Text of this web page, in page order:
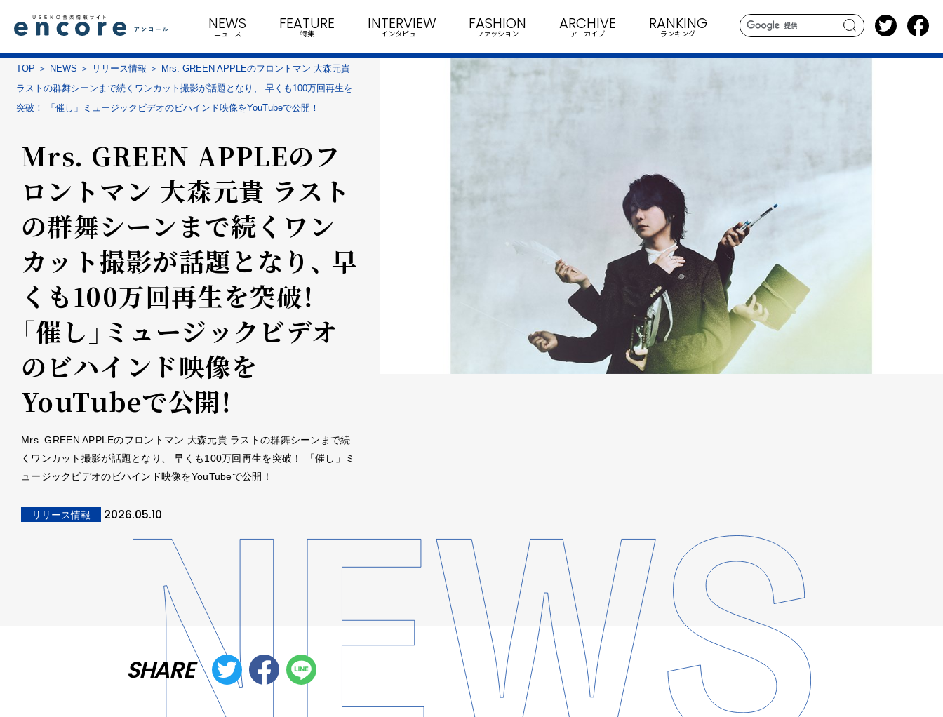
search
NEWS
ニュース
FEATURE
特集
INTERVIEW
インタビュー
FASHION
ファッション
ARCHIVE
アーカイブ
RANKING
ランキング
TOP NEWS リリース情報
Mrs. GREEN APPLEのフロントマン 大森元貴
ラストの群舞シーンまで続くワンカット撮影が話題となり、 早くも100万回再生を
突破！ 「催し」ミュージックビデオのビハインド映像をYouTubeで公開！
Mrs. GREEN APPLEのフ
ロントマン 大森元貴 ラスト
の群舞シーンまで続くワン
カット撮影が話題となり、 早
くも100万回再生を突破！
「催し」ミュージックビデオ
のビハインド映像を
YouTubeで公開！
Mrs. GREEN APPLEのフロントマン 大森元貴 ラストの群舞シーンまで続
くワンカット撮影が話題となり、 早くも100万回再生を突破！ 「催し」ミ
ュージックビデオのビハインド映像をYouTubeで公開！
リリース情報 2026.05.10
SHARE